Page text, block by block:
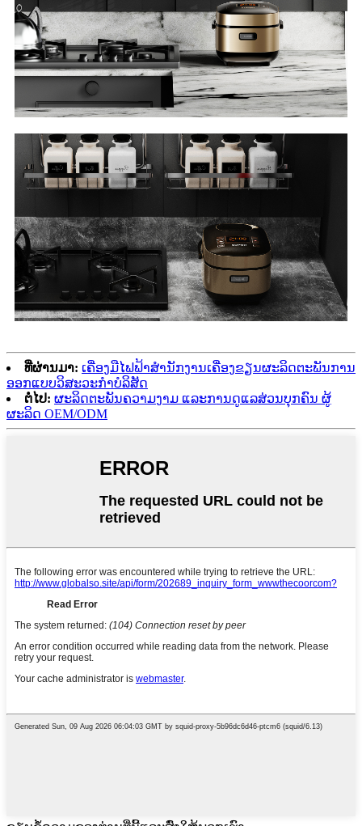
ທີ່ຜ່ານມາ: ເຄື່ອງ​ມື​ໄຟ​ຟ້າ​ສໍາ​ນັກ​ງານ​ເຄື່ອງ​ຂຽນ​ຜະ​ລິດ​ຕະ​ພັນ​ການ​
ອອກ​ແບບ​ວິ​ສະ​ວະ​ກໍາ​ບໍ​ລິ​ສັດ​
ຕໍ່ໄປ: ຜະລິດຕະພັນຄວາມງາມ ແລະການດູແລສ່ວນບຸກຄົນ ຜູ້
ຜະລິດ OEM/ODM